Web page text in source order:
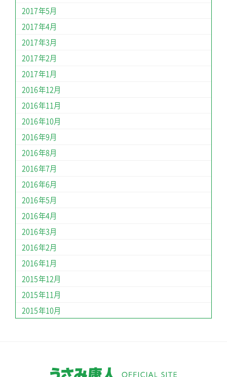
2017年5月
2017年4月
2017年3月
2017年2月
2017年1月
2016年12月
2016年11月
2016年10月
2016年9月
2016年8月
2016年7月
2016年6月
2016年5月
2016年4月
2016年3月
2016年2月
2016年1月
2015年12月
2015年11月
2015年10月